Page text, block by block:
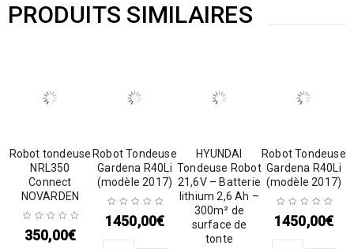
PRODUITS SIMILAIRES
Robot tondeuse
NRL350
Connect
NOVARDEN
350,00€
Robot Tondeuse
Gardena R40Li
(modèle 2017)
1450,00€
HYUNDAI
Tondeuse Robot
21,6V – Batterie
lithium 2,6 Ah –
300m² de
surface de
tonte
Robot Tondeuse
Gardena R40Li
(modèle 2017)
1450,00€